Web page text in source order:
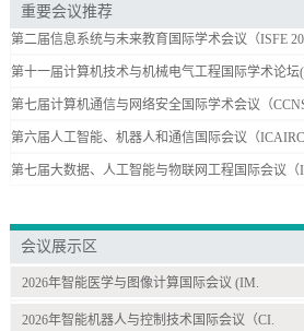
重要会议推荐
第二届信息系统与未来教育国际学术会议（ISFE
第十一届计算机技术与机械电气工程国际学术论坛
第七届计算机通信与网络安全国际学术会议（CCNS
第六届人工智能、机器人和通信国际会议（ICAIRC
第七届大数据、人工智能与物联网工程国际会议（
会议展示区
2026年智能医学与图像计算国际会议 (IM.
2026年智能机器人与控制技术国际会议（CI.